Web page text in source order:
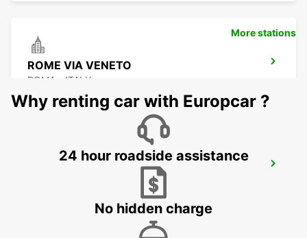
ROME VIA VENETO
ROMA - ITALY
ROME VIA TUSCOLANA
More stations
Why renting car with Europcar ?
24 hour roadside assistance
No hidden charge